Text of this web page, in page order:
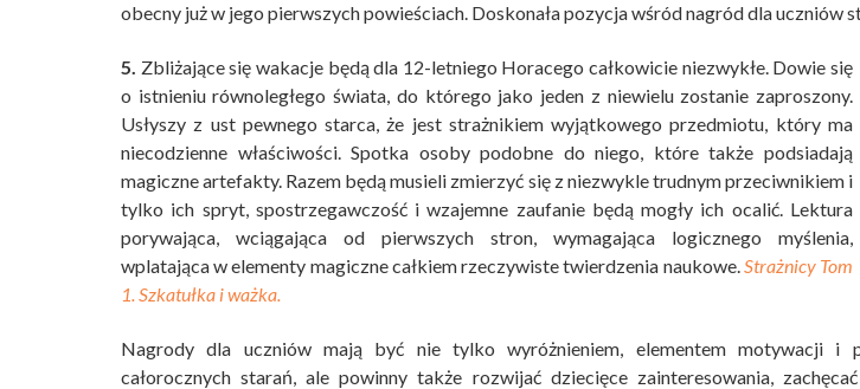
obecny już w jego pierwszych powieściach. Doskonała pozycja wśród nagród dla uczniów
5. Zbliżające się wakacje będą dla 12-letniego Horacego całkowicie niezwykłe. Dowie się
o istnieniu równoległego świata, do którego jako jeden z niewielu zostanie zaproszony.
Usłyszy z ust pewnego starca, że jest strażnikiem wyjątkowego przedmiotu, który ma
niecodzienne właściwości. Spotka osoby podobne do niego, które także podsiadają
magiczne artefakty. Razem będą musieli zmierzyć się z niezwykle trudnym przeciwnikiem i
tylko ich spryt, spostrzegawczość i wzajemne zaufanie będą mogły ich ocalić. Lektura
porywająca, wciągająca od pierwszych stron, wymagająca logicznego myślenia,
wplatająca w elementy magiczne całkiem rzeczywiste twierdzenia naukowe.Strażnicy Tom
1. Szkatułka i ważka.
Nagrody dla uczniów mają być nie tylko wyróżnieniem, elementem motywacji i
całorocznych starań, ale powinny także rozwijać dziecięce zainteresowania,